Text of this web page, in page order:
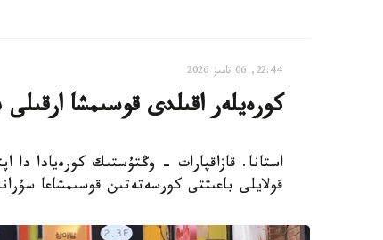
22:44, 06 تامىز 2026
كورەيلەر اقىلدى قوسىمشا
استانا. قازاقپارات - وڭتۇستىك كورەيادا دا
قولايلى باعىتتى كورسەتەتىن قوسىمشاعا